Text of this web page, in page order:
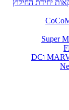
יחידת החילוץ